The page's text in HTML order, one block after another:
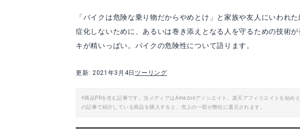
「バイクは危険な乗り物だからやめとけ」と家族や友人にいわれ
症化しないために、あるいは巻き添えとなる人を守るための技術
キが精いっぱい。バイクの危険性について語ります。
更新: 2021年3月4日 ツーリング
※商品PRを含む記事です。当メディアはAmazonアソシエイト、楽天アフィリエイトを始め
の記事で紹介している商品を購入すると、売上の一部が弊社に還元されます。